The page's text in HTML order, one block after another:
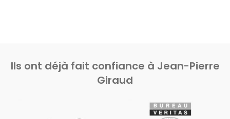
Ils ont déjà fait confiance à Jean-Pierre
Giraud